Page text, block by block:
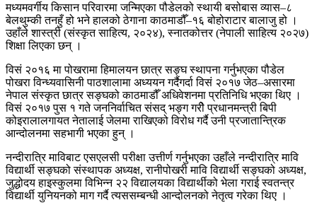
मध्यमवर्गीय किसान परिवारमा जन्मिएका पौडेलको स्थायी बसोबास व्यास–८
बेलथुम्की तनहुँ हो भने हालको ठेगाना काठमाडौँ–१६ बोहोराटार बालाजु हो ।
उहाँले शास्त्री (संस्कृत साहित्य, २०२४), स्नातकोत्तर (नेपाली साहित्य २०२७)
शिक्षा लिएका छन् ।
विसं २०१६ मा पोखरामा हिमालयन छात्र सङ्घ स्थापना गर्नुभएका पौडेल
पोखरा विन्ध्यवासिनी पाठशालामा अध्ययन गर्दैगर्दा विसं २०१७ जेठ–असारमा
नेपाल संस्कृत छात्र सङ्घको काठमाडौँ अधिवेशनमा प्रतिनिधि भएका थिए ।
विसं २०१७ पुस १ गते जननिर्वाचित संसद् भङ्ग गरीे प्रधानमन्त्री बिपी
कोइरालालगायत नेतालाई जेलमा राखिएको विरोध गर्दै उनी प्रजातान्त्रिक
आन्दोलनमा सहभागी भएका हुन् ।
नन्दीरात्रि माविबाट एसएलसी परीक्षा उत्तीर्ण गर्नुभएका उहाँले नन्दीरात्रि मावि
विद्यार्थी सङ्घको संस्थापक अध्यक्ष, रानीपोखरी मावि विद्यार्थी सङ्घको अध्यक्ष,
जुद्धोदय हाइस्कुलमा विभिन्न २२ विद्यालयका विद्यार्थीको भेला गराई स्वतन्त्र
विद्यार्थी युनियनको माग गर्दै त्यससम्बन्धी आन्दोलनको नेतृत्व गरेका थिए ।